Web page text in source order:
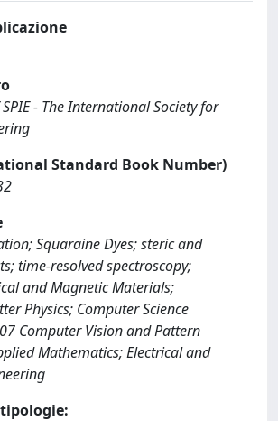
- The International Society for
Standard Book Number)
Squaraine Dyes; steric and
time-resolved spectroscopy;
and Magnetic Materials;
Physics; Computer Science
Computer Vision and Pattern
Mathematics; Electrical and